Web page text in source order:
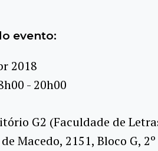
evento:
2018
- 20h00
G2 (Faculdade de
Macedo, 2151, Bloco G,